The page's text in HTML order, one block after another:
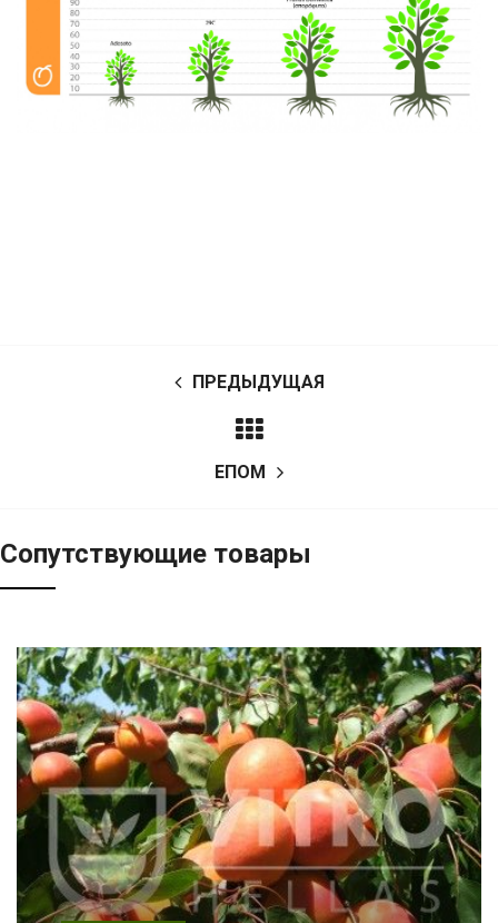
ПРЕДЫДУЩАЯ
ΕΠΟΜ
Сопутствующие товары